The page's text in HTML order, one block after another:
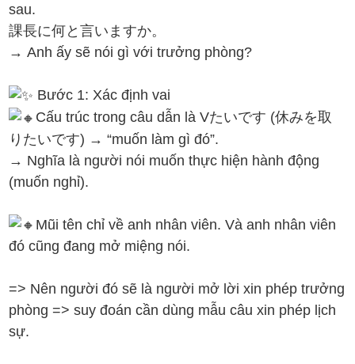
sau.
課長に何と言いますか。
→ Anh ấy sẽ nói gì với trưởng phòng?
Bước 1: Xác định vai
Cấu trúc trong câu dẫn là Vたいです (休みを取
りたいです) → “muốn làm gì đó”.
→ Nghĩa là người nói muốn thực hiện hành động
(muốn nghỉ).
Mũi tên chỉ về anh nhân viên. Và anh nhân viên
đó cũng đang mở miệng nói.
=> Nên người đó sẽ là người mở lời xin phép trưởng
phòng => suy đoán cần dùng mẫu câu xin phép lịch
sự.